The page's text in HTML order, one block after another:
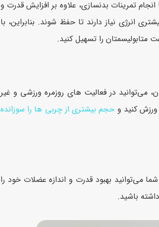
تمرینات بدنسازی، علاوه بر افزایش قدرت و
نیاز دارند تا حفظ شوند. بنابراین، با
متابولیسمتان را تسهیل کنید.
در فعالیت های روزمره ورزشی و غیر
کنید و حجم بیشتری از چربی ها را سوزانده
می‌توانید بهبود قدرت و اندازه عضلات خود را
باشید.